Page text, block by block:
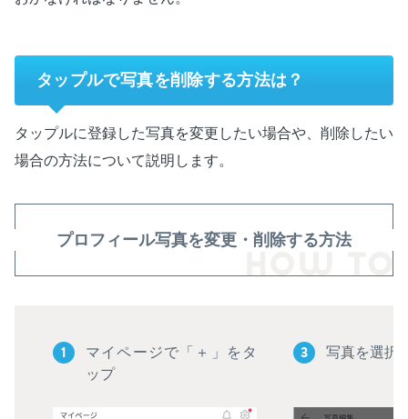
タップルで写真を削除する方法は？
タップルに登録した写真を変更したい場合や、削除したい
場合の方法について説明します。
プロフィール写真を変更・削除する方法
1
マイページで「＋」をタ
ップ
3 写真を選択